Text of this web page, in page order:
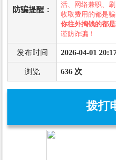
防骗提醒：
活、网络兼职、
收取费用的都是骗
你往外掏钱的都
谨防诈骗！
发布时间 2026-04-01
浏览 636 次
拨打